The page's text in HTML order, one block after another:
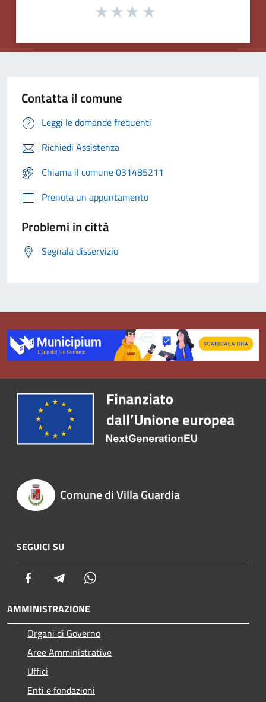
Contatta il comune
Leggi le domande frequenti
Richiedi Assistenza
Chiama il comune 031485211
Prenota un appuntamento
Problemi in città
Segnala disservizio
Comune di Villa Guardia
SEGUICI SU
Facebook Telegram
AMMINISTRAZIONE
Organi di Governo
Aree Amministrative
Uffici
Enti e fondazioni